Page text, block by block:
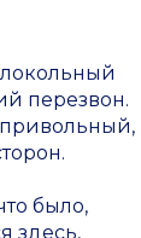
перезвон.
было,
здесь,